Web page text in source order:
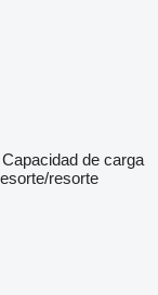
Capacidad de carga
resorte